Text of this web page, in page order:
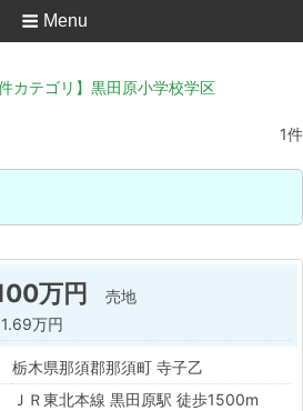
Menu
カテゴリ】黒田原小学校学区
1件
万円
売地
1.69万円
栃木県那須郡那須町 寺子乙
ＪＲ東北本線 黒田原駅 徒歩1500m